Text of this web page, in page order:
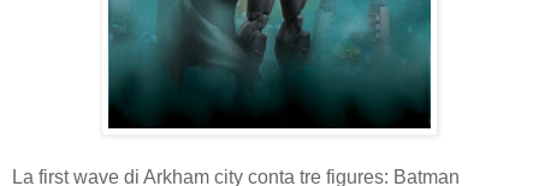
La first wave di Arkham city conta tre figures: Batman